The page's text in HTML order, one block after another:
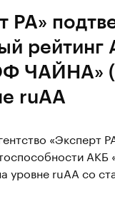
РА»
рейтинг
ЧАЙНА»
ruAA
«Эксперт
уровне ruАА со